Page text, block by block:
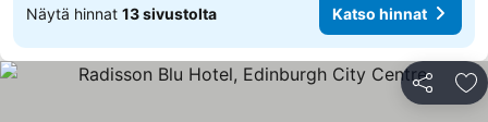
Näytä hinnat 13 sivustolta Katso hinnat
Jaa